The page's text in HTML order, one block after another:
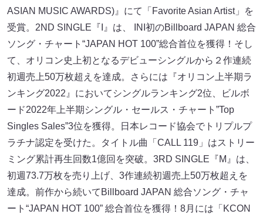
ASIAN MUSIC AWARDS)』にて「Favorite Asian Artist」を
受賞。2ND SINGLE『I』は、 INI初のBillboard JAPAN 総合
ソング・チャート“JAPAN HOT 100”総合首位を獲得！そし
て、オリコン史上初となるデビューシングルから２作連続
初週売上50万枚超えを達成。さらには『オリコン上半期ラ
ンキング2022』においてシングルランキング2位、ビルボ
ード2022年上半期シングル・セールス・チャート”Top
Singles Sales”3位を獲得。日本レコード協会でトリプルプ
ラチナ認定を受けた。タイトル曲「CALL 119」はストリー
ミング累計再生回数1億回を突破。3RD SINGLE『M』は、
初週73.7万枚を売り上げ、3作連続初週売上50万枚超えを
達成。前作から続いてBillboard JAPAN 総合ソング・チャ
ート“JAPAN HOT 100” 総合首位を獲得！8月には「KCON